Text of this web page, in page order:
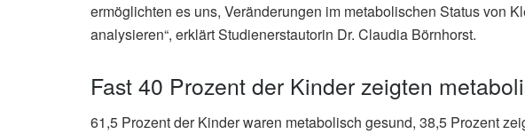
ermöglichten es uns, Veränderungen im metabolischen Status von
analysieren“, erklärt Studienerstautorin Dr. Claudia Börnhorst.
Fast 40 Prozent der Kinder zeigten
61,5 Prozent der Kinder waren metabolisch gesund, 38,5 Prozent